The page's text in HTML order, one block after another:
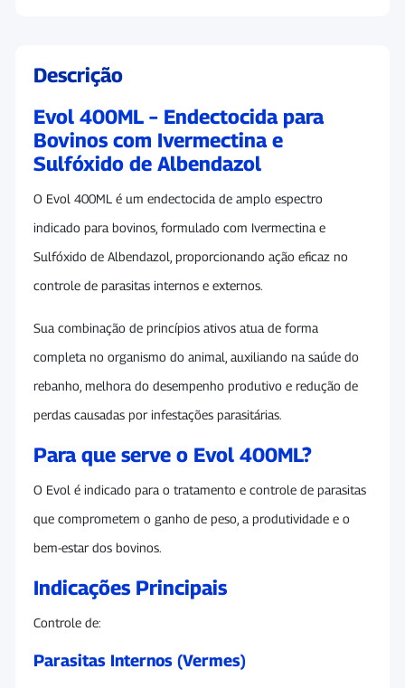
Descrição
Evol 400ML – Endectocida para
Bovinos com Ivermectina e
Sulfóxido de Albendazol
O Evol 400ML é um endectocida de amplo espectro
indicado para bovinos, formulado com Ivermectina e
Sulfóxido de Albendazol, proporcionando ação eficaz no
controle de parasitas internos e externos.
Sua combinação de princípios ativos atua de forma
completa no organismo do animal, auxiliando na saúde do
rebanho, melhora do desempenho produtivo e redução de
perdas causadas por infestações parasitárias.
Para que serve o Evol 400ML?
O Evol é indicado para o tratamento e controle de parasitas
que comprometem o ganho de peso, a produtividade e o
bem-estar dos bovinos.
Indicações Principais
Controle de:
Parasitas Internos (Vermes)